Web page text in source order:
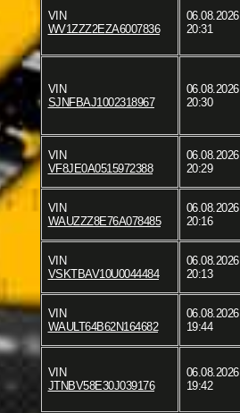
VIN
WV1ZZZ2EZA6007836
06.08.2026
20:31
VIN
SJNFBAJ1002318967
06.08.2026
20:30
VIN
VF8JE0A0515972388
06.08.2026
20:29
VIN
WAUZZZ8E76A078485
06.08.2026
20:16
VIN
VSKTBAV10U0044484
06.08.2026
20:13
VIN
WAULT64B62N164682
06.08.2026
19:44
VIN
JTNBV58E30J039176
06.08.2026
19:42